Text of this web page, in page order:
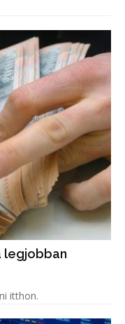
legjobban
itthon.